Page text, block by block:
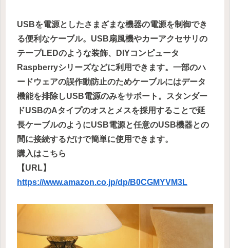
USBを電源としたさまざまな機器の電源を制御でき
る便利なケーブル。USB扇風機やカーアクセサリの
テープLEDのような装飾、DIYコンピュータ
Raspberryシリーズなどに利用できます。一部のハ
ードウェアの誤作動防止のためケーブルにはデータ
機能を排除しUSB電源のみをサポート。スタンダー
ドUSBのAタイプのオスとメスを採用することで延
長ケーブルのようにUSB電源と任意のUSB機器との
間に接続するだけで簡単に使用できます。
購入はこちら
【URL】
https://www.amazon.co.jp/dp/B0CGMYVM3L